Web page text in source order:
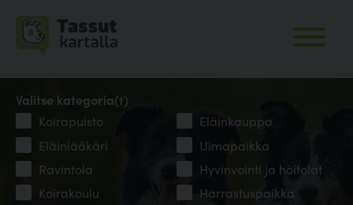
Valitse kategoria(t)
Koirapuisto
Eläinkauppa
Eläinlääkäri
Uimapaikka
Ravintola
Hyvinvointi ja hoitolat
Koirakoulu
Harrastuspaikka